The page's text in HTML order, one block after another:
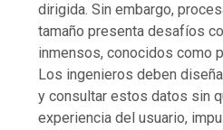
dirigida. Sin embargo,
tamaño presenta desafíos
inmensos, conocidos como
Los ingenieros deben
y consultar estos datos sin
experiencia del usuario,